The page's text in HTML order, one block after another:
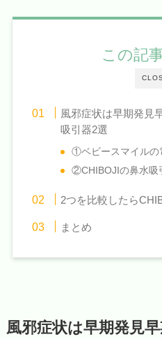
この記
風邪症状は早期発見
吸引器2選
①ベビースマイルの
②CHIBOJIの鼻水吸
2つを比較したら
まとめ
風邪症状は早期発見